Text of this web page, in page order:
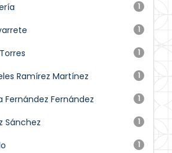
1
1
1
1
Ramírez Martínez
1
Fernández Fernández
1
Sánchez
1